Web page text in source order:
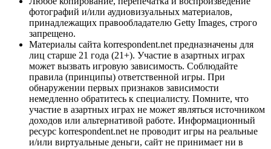
фотографий и/или аудиовизуальных материалов,
принадлежащих правообладателю Getty Images, строго
запрещено.
Материалы сайта korrespondent.net предназначены для
лиц старше 21 года (21+). Участие в азартных играх
может вызвать игровую зависимость. Соблюдайте
правила (принципы) ответственной игры. При
обнаружении первых признаков зависимости
немедленно обратитесь к специалисту. Помните, что
участие в азартных играх не может являться источником
доходов или альтернативой работе. Информационный
ресурс korrespondent.net не проводит игры на реальные
и/или виртуальные деньги, сайт не принимает ни в